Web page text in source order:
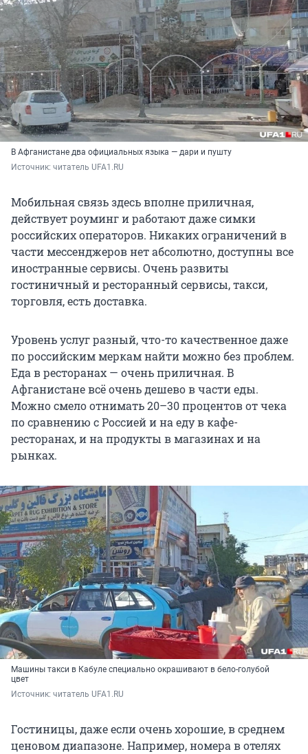
В Афганистане два официальных языка — дари и пушту
Источник: читатель UFA1.RU
Мобильная связь здесь вполне приличная,
действует роуминг и работают даже симки
российских операторов. Никаких ограничений в
части мессенджеров нет абсолютно, доступны все
иностранные сервисы. Очень развиты
гостиничный и ресторанный сервисы, такси,
торговля, есть доставка.
Уровень услуг разный, что-то качественное даже
по российским меркам найти можно без проблем.
Еда в ресторанах — очень приличная. В
Афганистане всё очень дешево в части еды.
Можно смело отнимать 20–30 процентов от чека
по сравнению с Россией и на еду в кафе-
ресторанах, и на продукты в магазинах и на
рынках.
Машины такси в Кабуле специально окрашивают в бело-голубой
цвет
Источник: читатель UFA1.RU
Гостиницы, даже если очень хорошие, в среднем
ценовом диапазоне. Например, номера в отелях